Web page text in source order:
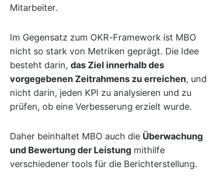
Mitarbeiter.
Im Gegensatz zum OKR-Framework ist MBO
nicht so stark von Metriken geprägt. Die Idee
besteht darin, das Ziel innerhalb des
vorgegebenen Zeitrahmens zu erreichen, und
nicht darin, jeden KPI zu analysieren und zu
prüfen, ob eine Verbesserung erzielt wurde.
Daher beinhaltet MBO auch die Überwachung
und Bewertung der Leistung mithilfe
verschiedener tools für die Berichterstellung.